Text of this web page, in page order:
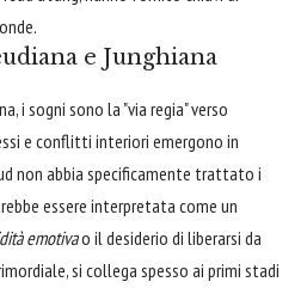
e Junghiana
i sogni sono la "via regia" verso
e conflitti interiori emergono in
non abbia specificamente trattato i
essere interpretata come un
emotivao il desiderio di liberarsi da
si collega spesso ai primi stadi